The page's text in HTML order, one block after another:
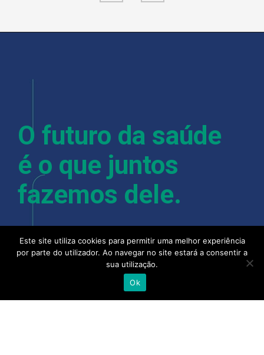
O futuro da saúde
é o que juntos
fazemos dele.
Com mais de 400 colaboradores, instalações em
Lisboa, Porto, Almancil, Castelo Branco, Açores e
Madeira, a Alliance Healthcare e as suas pessoas
acreditam que quando se junta a experiência,
talento e competência de todo o setor, camos
Este site utiliza cookies para permitir uma melhor experiência
por parte do utilizador. Ao navegar no site estará a consentir a
sua utilização.
Ok